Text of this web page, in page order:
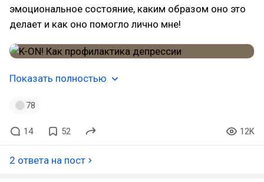
эмоциональное состояние, каким образом оно это
делает и как оно помогло лично мне!
Показать полностью
78
14 52 12K
2 ответа на пост